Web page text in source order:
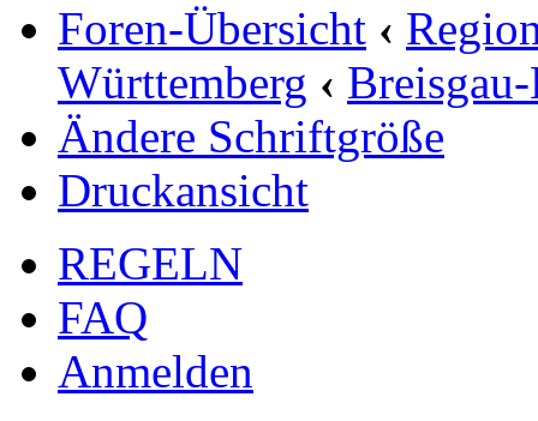
Foren-Übersicht ‹
Württemberg ‹
Ändere Schriftgröße
Druckansicht
REGELN
FAQ
Anmelden